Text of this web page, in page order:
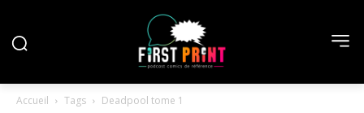
Accueil Tags Deadpool tome 1